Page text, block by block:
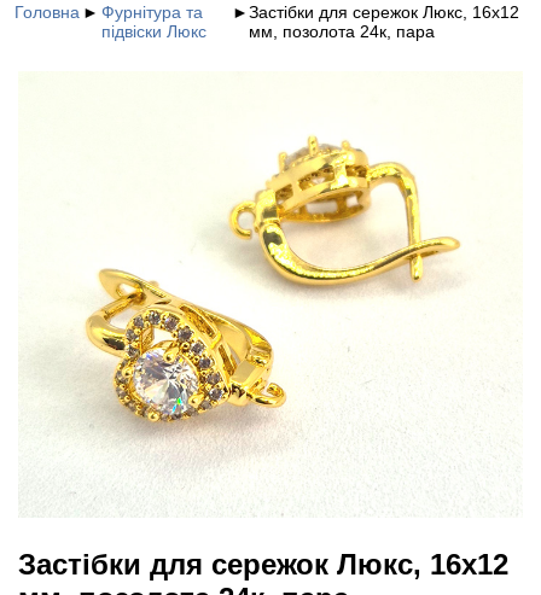
Головна ► Фурнітура та
підвіски Люкс
►Застібки для сережок Люкс, 16х12
мм, позолота 24к, пара
Застібки для сережок Люкс, 16х12